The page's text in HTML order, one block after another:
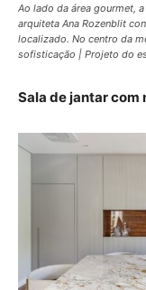
Ao lado da área gourmet,
arquiteta Ana Rozenblit
localizado. No centro da
sofisticação | Projeto do
Sala de jantar com